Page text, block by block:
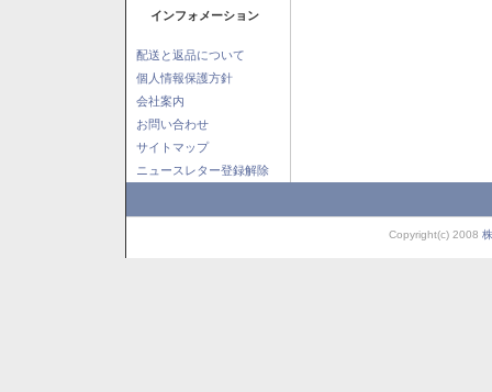
インフォメーション
配送と返品について
個人情報保護方針
会社案内
お問い合わせ
サイトマップ
ニュースレター登録解除
Copyright(c) 2008